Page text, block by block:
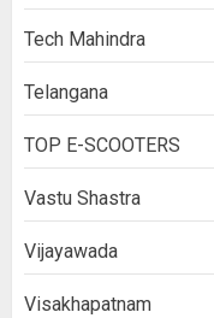
Tech Mahindra
Telangana
TOP E-SCOOTERS
Vastu Shastra
Vijayawada
Visakhapatnam